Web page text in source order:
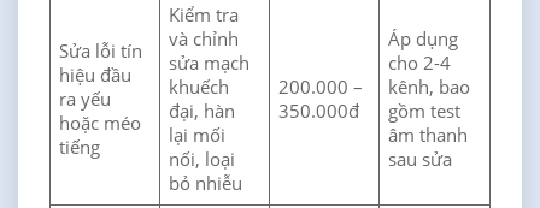
Sửa lỗi tín
hiệu đầu
ra yếu
hoặc méo
tiếng
Kiểm tra
và chỉnh
sửa mạch
khuếch
đại, hàn
lại mối
nối, loại
bỏ nhiễu
200.000 –
350.000đ
Áp dụng
cho 2-4
kênh, bao
gồm test
âm thanh
sau sửa